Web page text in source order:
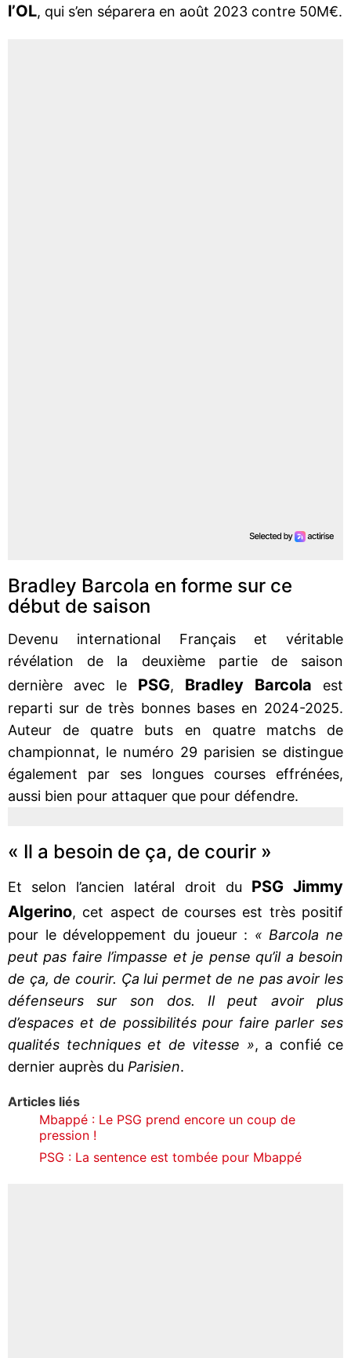
l’OL, qui s’en séparera en août 2023 contre 50M€.
Bradley Barcola en forme sur ce
début de saison
Devenu international Français et véritable
révélation de la deuxième partie de saison
dernière avec le PSG, Bradley Barcola est
reparti sur de très bonnes bases en 2024-2025.
Auteur de quatre buts en quatre matchs de
championnat, le numéro 29 parisien se distingue
également par ses longues courses effrénées,
aussi bien pour attaquer que pour défendre.
« Il a besoin de ça, de courir »
Et selon l’ancien latéral droit du PSG Jimmy
Algerino, cet aspect de courses est très positif
pour le développement du joueur : « Barcola ne
peut pas faire l’impasse et je pense qu’il a besoin
de ça, de courir. Ça lui permet de ne pas avoir les
défenseurs sur son dos. Il peut avoir plus
d’espaces et de possibilités pour faire parler ses
qualités techniques et de vitesse », a confié ce
dernier auprès du Parisien.
Articles liés
Mbappé : Le PSG prend encore un coup de
pression !
PSG : La sentence est tombée pour Mbappé